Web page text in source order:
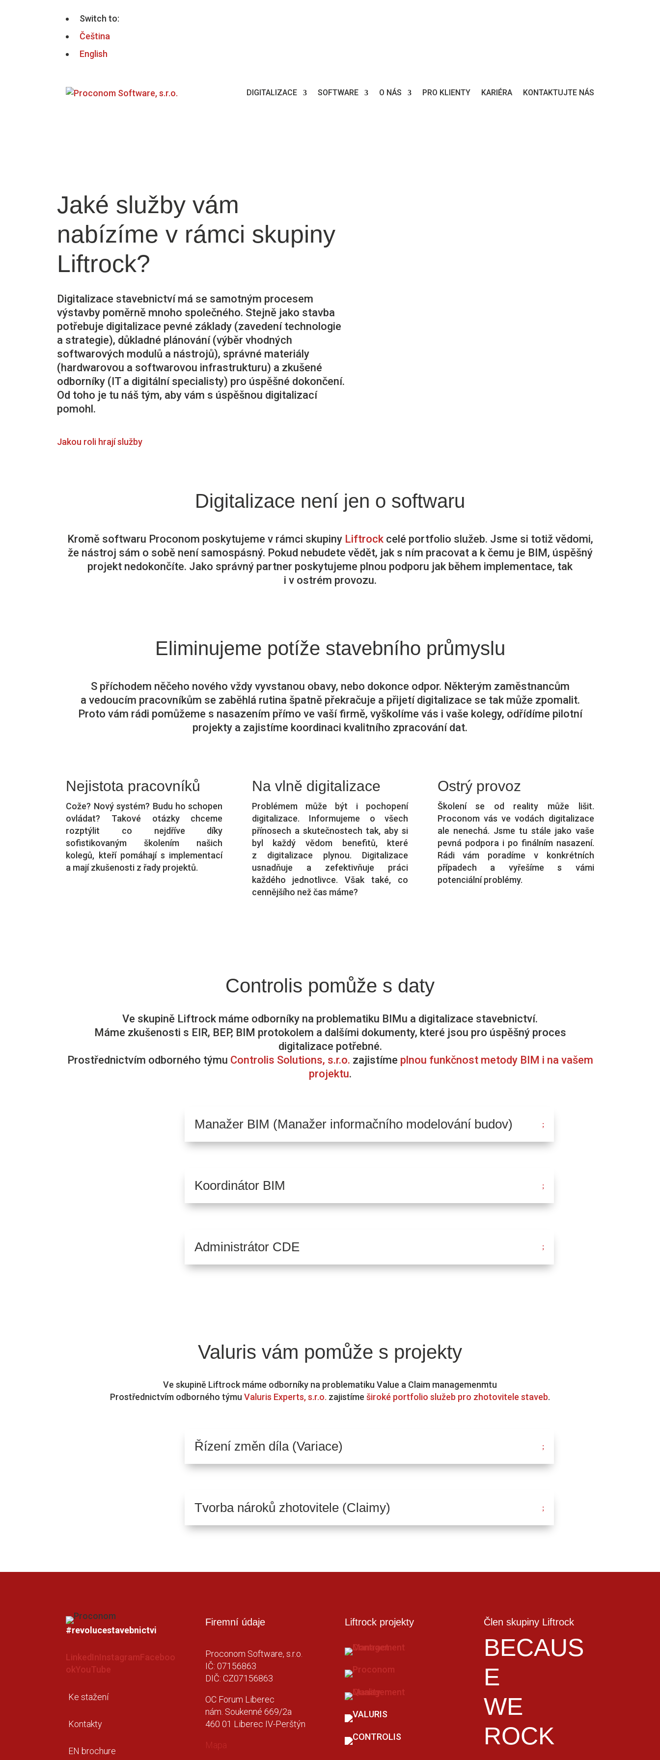
Switch to:
Čeština
English
DIGITALIZACE SOFTWARE O NÁS PRO KLIENTY KARIÉRA KONTAKTUJTE NÁS
Jaké služby vám
nabízíme v rámci skupiny
Liftrock?
Digitalizace stavebnictví má se samotným procesem
výstavby poměrně mnoho společného. Stejně jako stavba
potřebuje digitalizace pevné základy (zavedení technologie
a strategie), důkladné plánování (výběr vhodných
softwarových modulů a nástrojů), správné materiály
(hardwarovou a softwarovou infrastrukturu) a zkušené
odborníky (IT a digitální specialisty) pro úspěšné dokončení.
Od toho je tu náš tým, aby vám s úspěšnou digitalizací
pomohl.
Jakou roli hrají služby
Digitalizace není jen o softwaru
Kromě softwaru Proconom poskytujeme v rámci skupiny Liftrockcelé portfolio služeb. Jsme si totiž vědomi,
že nástroj sám o sobě není samospásný. Pokud nebudete vědět, jak s ním pracovat a k čemu je BIM, úspěšný
projekt nedokončíte. Jako správný partner poskytujeme plnou podporu jak během implementace, tak
i v ostrém provozu.
Eliminujeme potíže stavebního průmyslu
S příchodem něčeho nového vždy vyvstanou obavy, nebo dokonce odpor. Některým zaměstnancům
a vedoucím pracovníkům se zaběhlá rutina špatně překračuje a přijetí digitalizace se tak může zpomalit.
Proto vám rádi pomůžeme s nasazením přímo ve vaší firmě, vyškolíme vás i vaše kolegy, odřídíme pilotní
projekty a zajistíme koordinaci kvalitního zpracování dat.
Nejistota pracovníků
Cože? Nový systém? Budu ho schopen
ovládat? Takové otázky chceme
rozptýlit co nejdříve díky
sofistikovaným školením našich
kolegů, kteří pomáhají s implementací
a mají zkušenosti z řady projektů.
Na vlně digitalizace
Problémem může být i pochopení
digitalizace. Informujeme o všech
přínosech a skutečnostech tak, aby si
byl každý vědom benefitů, které
z digitalizace plynou. Digitalizace
usnadňuje a zefektivňuje práci
každého jednotlivce. Však také, co
cennějšího než čas máme?
Ostrý provoz
Školení se od reality může lišit.
Proconom vás ve vodách digitalizace
ale nenechá. Jsme tu stále jako vaše
pevná podpora i po finálním nasazení.
Rádi vám poradíme v konkrétních
případech a vyřešíme s vámi
potenciální problémy.
Controlis pomůže s daty
Ve skupině Liftrock máme odborníky na problematiku BIMu a digitalizace stavebnictví.
Máme zkušenosti s EIR, BEP, BIM protokolem a dalšími dokumenty, které jsou pro úspěšný proces
digitalizace potřebné.
Prostřednictvím odborného týmu Controlis Solutions, s.r.o. zajistíme plnou funkčnost metody BIM i na vašem
projektu.
Manažer BIM (Manažer informačního modelování budov)
Koordinátor BIM
Administrátor CDE
Valuris vám pomůže s projekty
Ve skupině Liftrock máme odborníky na problematiku Value a Claim managemenmtu
Prostřednictvím odborného týmu Valuris Experts, s.r.o. zajistíme široké portfolio služeb pro zhotovitele staveb.
Řízení změn díla (Variace)
Tvorba nároků zhotovitele (Claimy)
#revolucestavebnictvi
LinkedInInstagramFaceboo
okYouTube
Ke stažení
Kontakty
EN brochure
Firemní údaje
Proconom Software, s.r.o.
IČ: 07156863
DIČ: CZ07156863
OC Forum Liberec
nám. Soukenné 669/2a
460 01 Liberec IV-Perštýn
Mapa
Liftrock projekty Člen skupiny Liftrock
BECAUS
E
WE
ROCK